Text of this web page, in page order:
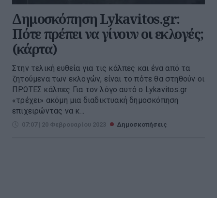
Δημοσκόπηση Lykavitos.gr:
Πότε πρέπει να γίνουν οι εκλογές;
(κάρτα)
Στην τελική ευθεία για τις κάλπες και ένα από τα
ζητούμενα των εκλογών, είναι το πότε θα στηθούν οι
ΠΡΩΤΕΣ κάλπες Για τον λόγο αυτό ο Lykavitos.gr
«τρέχει» ακόμη μια διαδικτυακή δημοσκόπηση
επιχειρώντας να κ...
07:07 | 20 Φεβρουαρίου 2023 Δημοσκοπήσεις